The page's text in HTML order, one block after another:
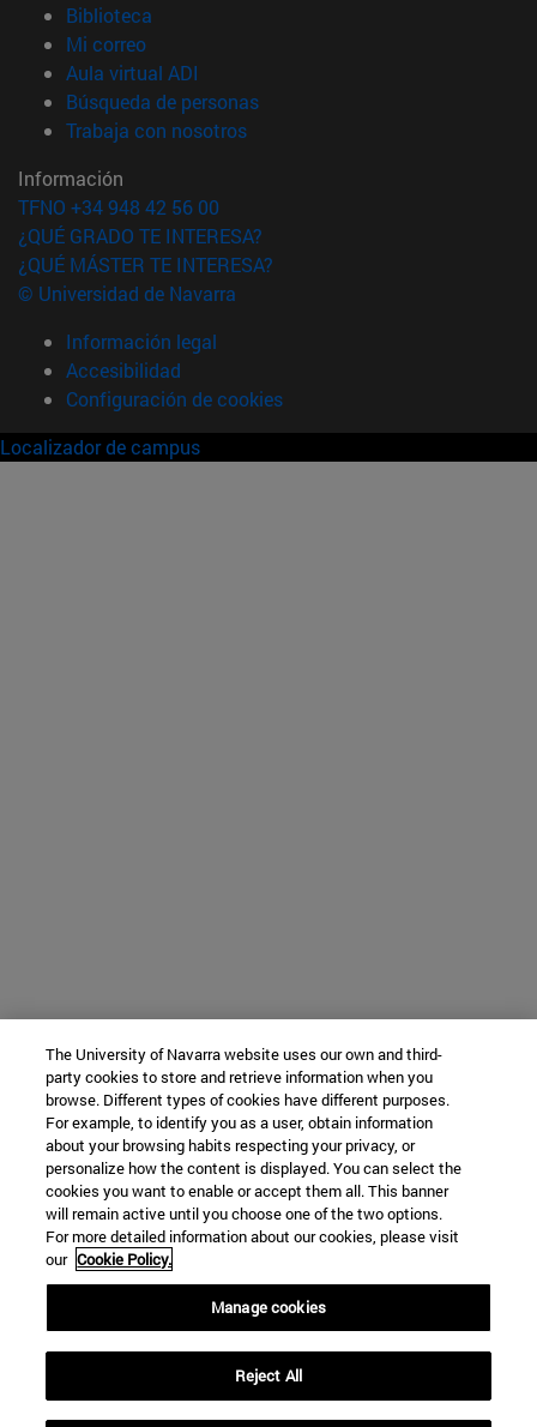
Biblioteca
Mi correo(abre en nueva ventana)
Aula virtual ADI
Búsqueda de personas(abre en nueva ventana)
Trabaja con nosotros(abre en nueva ventana)
Información
TFNO +34 948 42 56 00
¿QUÉ GRADO TE INTERESA?
¿QUÉ MÁSTER TE INTERESA?
© Universidad de Navarra
Información legal
Accesibilidad
Configuración de cookies
Localizador de campus
The University of Navarra website uses our own and third-
party cookies to store and retrieve information when you
browse. Different types of cookies have different purposes.
For example, to identify you as a user, obtain information
about your browsing habits respecting your privacy, or
personalize how the content is displayed. You can select the
cookies you want to enable or accept them all. This banner
will remain active until you choose one of the two options.
For more detailed information about our cookies, please visit
our Cookie Policy.
Manage cookies
Reject All